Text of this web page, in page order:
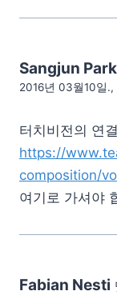
Sangjun Park
2016년 03월10일.,
터치비전의 연
https://
composition/
여기로 가셔야
Fabian Nesti